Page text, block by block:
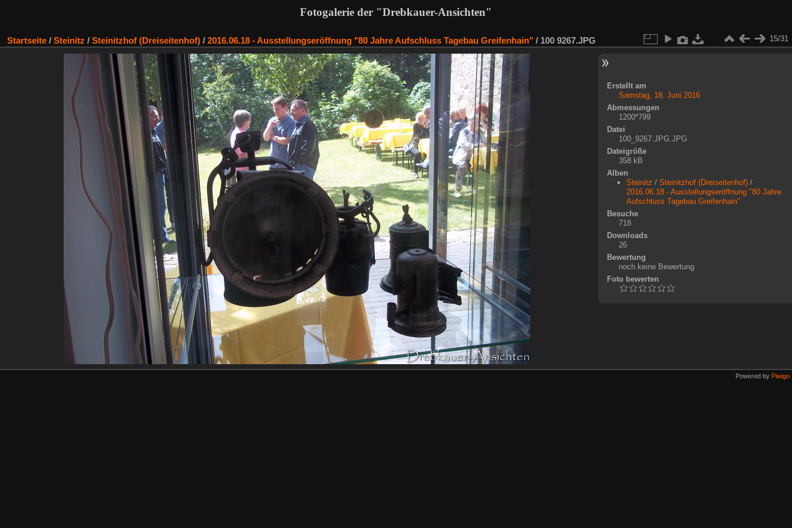
Fotogalerie der "Drebkauer-Ansichten"
Startseite / Steinitz / Steinitzhof (Dreiseitenhof) / 2016.06.18 - Ausstellungseröffnung "80 Jahre Aufschluss Tagebau Greifenhain" / 100 9267.JPG 15/31
Erstellt am
Samstag, 18. Juni 2016
Abmessungen
1200*799
Datei
100_9267.JPG.JPG
Dateigröße
358 kB
Alben
Steinitz / Steinitzhof (Dreiseitenhof)/
2016.06.18 - Ausstellungseröffnung "80 Jahre
Aufschluss Tagebau Greifenhain"
Besuche
718
Downloads
26
Bewertung
noch keine Bewertung
Foto bewerten
Powered by Piwigo